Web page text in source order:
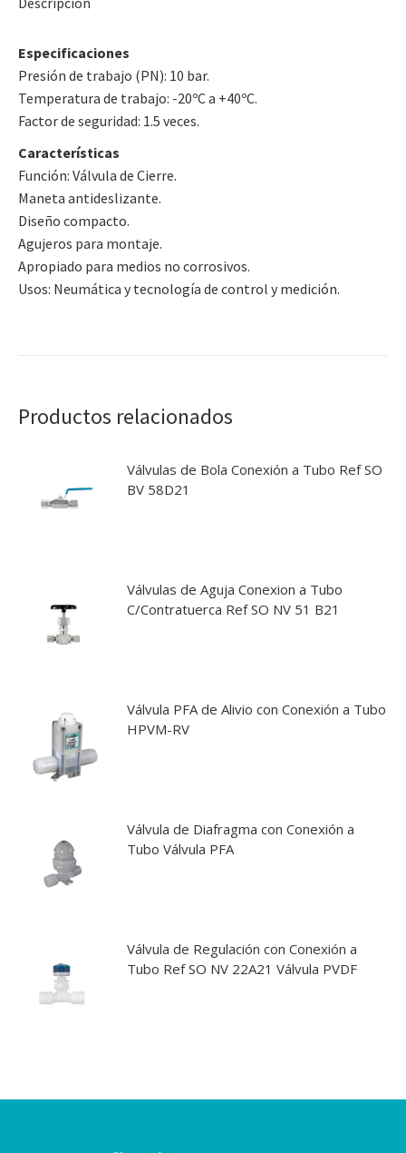
Especificaciones
Presión de trabajo (PN): 10 bar.
Temperatura de trabajo: -20ºC a +40ºC.
Factor de seguridad: 1.5 veces.
Características
Función: Válvula de Cierre.
Maneta antideslizante.
Diseño compacto.
Agujeros para montaje.
Apropiado para medios no corrosivos.
Usos: Neumática y tecnología de control y medición.
Productos relacionados
Válvulas de Bola Conexión a Tubo Ref SO
BV 58D21
Válvulas de Aguja Conexion a Tubo
C/Contratuerca Ref SO NV 51 B21
Válvula PFA de Alivio con Conexión a Tubo
HPVM-RV
Válvula de Diafragma con Conexión a
Tubo Válvula PFA
Válvula de Regulación con Conexión a
Tubo Ref SO NV 22A21 Válvula PVDF